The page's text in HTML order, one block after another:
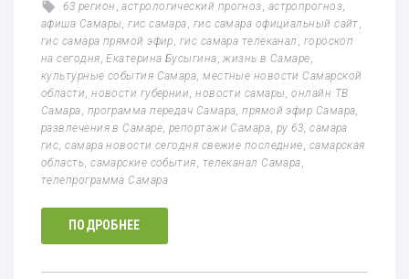
63 регион ,астрологический прогноз астропрогноз
афиша Самары ,гис самара гис самара официальный сайт
гис самара прямой эфир гис самара телеканал
гороскоп
на сегодня ,Екатерина Бусыгина жизнь в Самаре
культурные события Самара ,местные новости Самарской
области ,новости губернии ,новости самары ,онлайн ТВ
Самара программа передач Самара ,прямой эфир Самара
развлечения в Самаре репортажи Самара ,ру 63 ,самара
гис ,самара новости сегодня свежие последние самарская
область ,самарские события телеканал Самара
телепрограмма Самара
ПОДРОБНЕЕ